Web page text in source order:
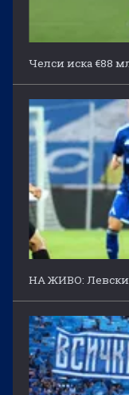
Челси иска €88
НА ЖИВО: Левски